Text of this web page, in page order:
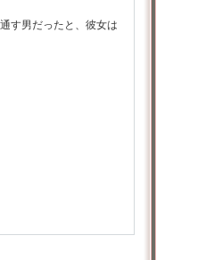
す男だったと、彼女は